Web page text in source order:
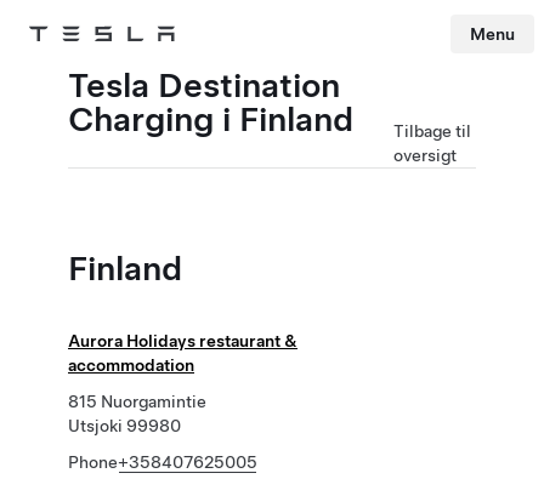
Tesla Menu
Tesla Destination
Charging i Finland
Tilbage til
oversigt
Finland
Aurora Holidays restaurant &
accommodation
815 Nuorgamintie
Utsjoki 99980
Phone+358407625005